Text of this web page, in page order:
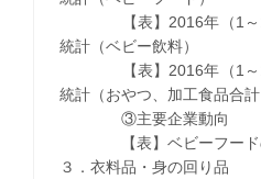
【表】2016年（1～12
統計（ベビー飲料）
【表】2016年（1～12
統計（おやつ、加工食品合計
③主要企業動向
【表】ベビーフードの
３．衣料品・身の回り品